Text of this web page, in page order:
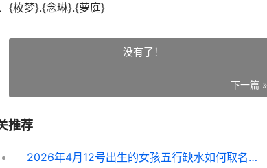
{枚梦}.{念琳}.{萝庭}
没有了！
下一篇 »
推荐
2026年4月12号出生的女孩五行缺水如何取名字 2026年4月12号阴历是多少